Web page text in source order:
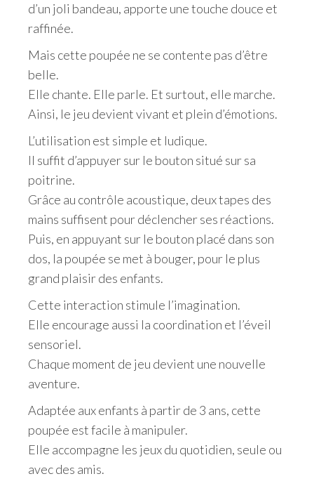
d’un joli bandeau, apporte une touche douce et
raffinée.
Mais cette poupée ne se contente pas d’être
belle.
Elle chante. Elle parle. Et surtout, elle marche.
Ainsi, le jeu devient vivant et plein d’émotions.
L’utilisation est simple et ludique.
Il suffit d’appuyer sur le bouton situé sur sa
poitrine.
Grâce au contrôle acoustique, deux tapes des
mains suffisent pour déclencher ses réactions.
Puis, en appuyant sur le bouton placé dans son
dos, la poupée se met à bouger, pour le plus
grand plaisir des enfants.
Cette interaction stimule l’imagination.
Elle encourage aussi la coordination et l’éveil
sensoriel.
Chaque moment de jeu devient une nouvelle
aventure.
Adaptée aux enfants à partir de 3 ans, cette
poupée est facile à manipuler.
Elle accompagne les jeux du quotidien, seule ou
avec des amis.